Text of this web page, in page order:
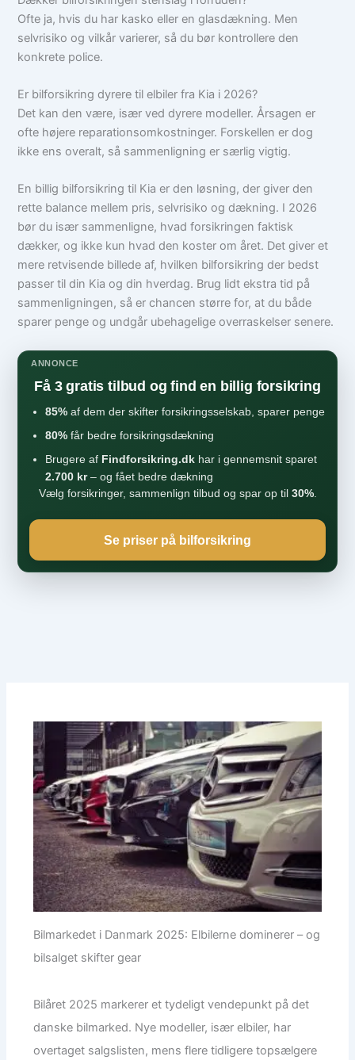
Ofte ja, hvis du har kasko eller en glasdækning. Men
selvrisiko og vilkår varierer, så du bør kontrollere den
konkrete police.
Er bilforsikring dyrere til elbiler fra Kia i 2026?
Det kan den være, især ved dyrere modeller. Årsagen er
ofte højere reparationsomkostninger. Forskellen er dog
ikke ens overalt, så sammenligning er særlig vigtig.
En billig bilforsikring til Kia er den løsning, der giver den
rette balance mellem pris, selvrisiko og dækning. I 2026
bør du især sammenligne, hvad forsikringen faktisk
dækker, og ikke kun hvad den koster om året. Det giver et
mere retvisende billede af, hvilken bilforsikring der bedst
passer til din Kia og din hverdag. Brug lidt ekstra tid på
sammenligningen, så er chancen større for, at du både
sparer penge og undgår ubehagelige overraskelser senere.
ANNONCE
Få 3 gratis tilbud og find en billig forsikring
85% af dem der skifter forsikringsselskab, sparer penge
80% får bedre forsikringsdækning
Brugere af Findforsikring.dk har i gennemsnit sparet
2.700 kr– og fået bedre dækning
Vælg forsikringer, sammenlign tilbud og spar op til 30%.
Se priser på bilforsikring
Bilmarkedet i Danmark 2025: Elbilerne dominerer – og
bilsalget skifter gear
Bilåret 2025 markerer et tydeligt vendepunkt på det
danske bilmarked. Nye modeller, især elbiler, har
overtaget salgslisten, mens flere tidligere topsælgere